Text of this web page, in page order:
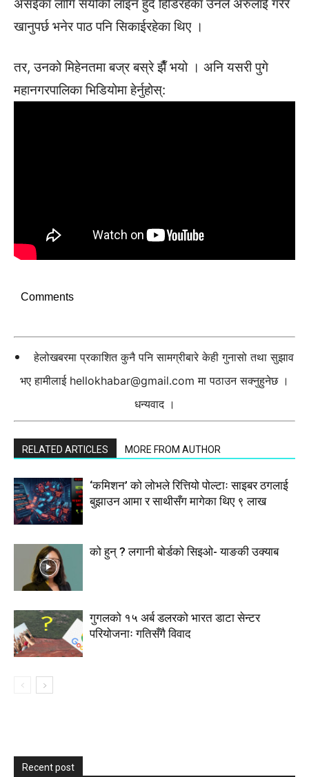
असईका लागि सयौँको लाइन हुँदै हिडिरहेका उनले अरुलाई गरेर
खानुपर्छ भनेर पाठ पनि सिकाईरहेका थिए ।
तर, उनको मिहेनतमा बज्र बस्रे झैँ भयो । अनि यसरी पुगे
महानगरपालिका भिडियोमा हेर्नुहोस्:
Comments
हेलोखबरमा प्रकाशित कुनै पनि सामग्रीबारे केही गुनासो तथा सुझाव
भए हामीलाई hellokhabar@gmail.com मा पठाउन सक्नुहुनेछ ।
धन्यवाद ।
RELATED ARTICLES MORE FROM AUTHOR
‘कमिशन’ को लोभले रित्तियो पोल्टाः साइबर ठगलाई
बुझाउन आमा र साथीसँग मागेका थिए ९ लाख
को हुन् ? लगानी बोर्डको सिइओ- याङकी उक्याब
गुगलको १५ अर्ब डलरको भारत डाटा सेन्टर
परियोजनाः गतिसँगै विवाद
Recent post